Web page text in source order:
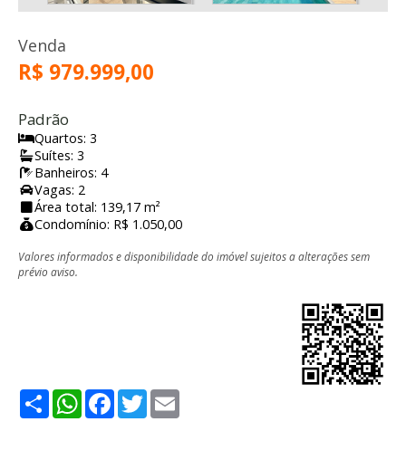
Venda
R$ 979.999,00
Padrão
Quartos: 3
Suítes: 3
Banheiros: 4
Vagas: 2
Área total: 139,17 m²
Condomínio: R$ 1.050,00
Valores informados e disponibilidade do imóvel sujeitos a alterações sem
prévio aviso.
ShareWhatsApp
Facebook
Twitter